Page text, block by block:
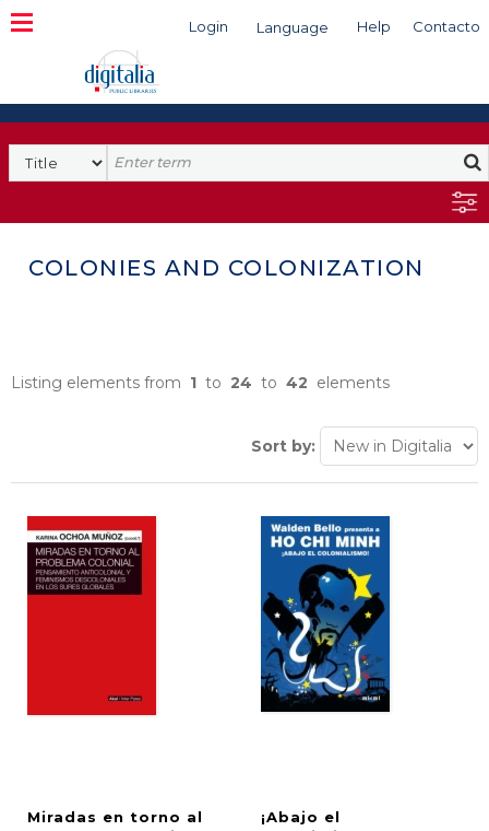
Login Language Help Contacto
Search
COLONIES AND COLONIZATION
Listing elements from 1 to 24 to 42 elements
Sort by:
Miradas en torno al
¡Abajo el